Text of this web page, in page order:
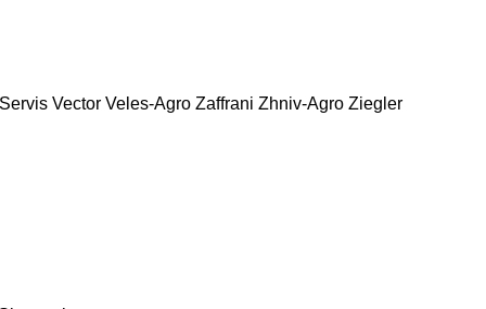
Vector Veles-Agro Zaffrani Zhniv-Agro Ziegler